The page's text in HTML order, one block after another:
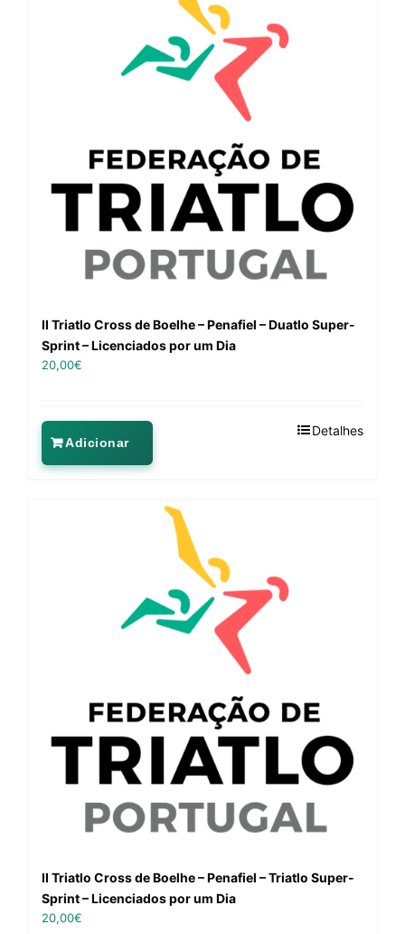
II Triatlo Cross de Boelhe – Penafiel – Duatlo Super-
Sprint – Licenciados por um Dia
20,00€
Adicionar
Detalhes
II Triatlo Cross de Boelhe – Penafiel – Triatlo Super-
Sprint – Licenciados por um Dia
20,00€